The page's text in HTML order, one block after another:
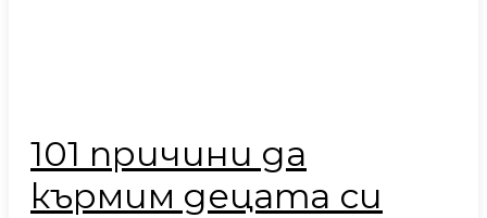
101 причини да
кърмим децата си